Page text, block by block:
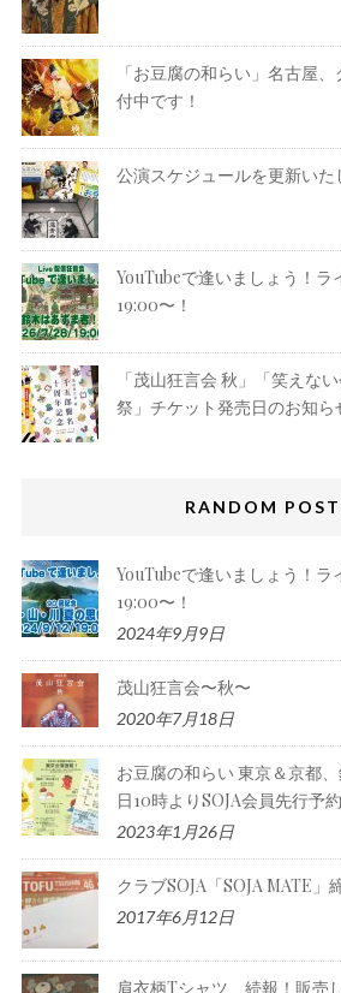
「お豆腐の和らい」名古屋
付中です！
公演スケジュールを更新いた
YouTubeで逢いましょう！ラ
19:00〜！
「茂山狂言会 秋」「笑えな
祭」チケット発売日のお知ら
RANDOM
YouTubeで逢いましょう！ラ
19:00〜！
2024年9月9日
茂山狂言会〜秋〜
2020年7月18日
お豆腐の和らい 東京＆京都
日10時よりSOJA会員先行予
2023年1月26日
クラブSOJA「SOJA MATE」
2017年6月12日
肩衣柄Tシャツ、続報！販売